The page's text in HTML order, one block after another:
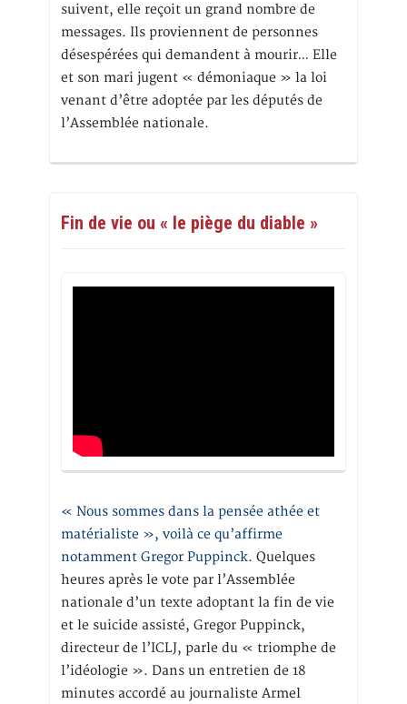
suivent, elle reçoit un grand nombre de
messages. Ils proviennent de personnes
désespérées qui demandent à mourir… Elle
et son mari jugent « démoniaque » la loi
venant d’être adoptée par les députés de
l’Assemblée nationale.
Fin de vie ou « le piège du diable »
« Nous sommes dans la pensée athée et
matérialiste », voilà ce qu’affirme
notamment Gregor Puppinck. Quelques
heures après le vote par l’Assemblée
nationale d’un texte adoptant la fin de vie
et le suicide assisté, Gregor Puppinck,
directeur de l’ICLJ, parle du « triomphe de
l’idéologie ». Dans un entretien de 18
minutes accordé au journaliste Armel